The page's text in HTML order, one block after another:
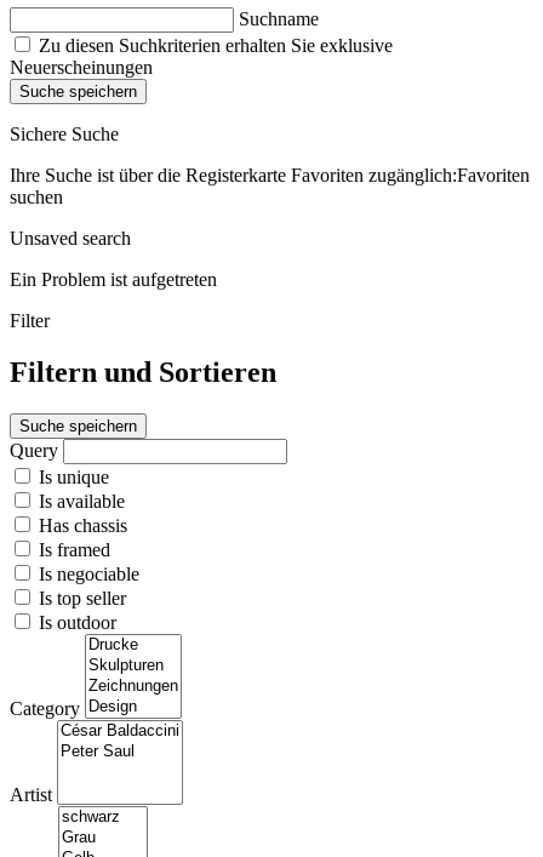
Suchname
Zu diesen Suchkriterien erhalten Sie exklusive
Neuerscheinungen
Suche speichern
Sichere Suche
Ihre Suche ist über die Registerkarte Favoriten zugänglich:Favoriten
suchen
Unsaved search
Ein Problem ist aufgetreten
Filter
Filtern und Sortieren
Suche speichern
Query
Is unique
Is available
Has chassis
Is framed
Is negociable
Is top seller
Is outdoor
Category
Artist